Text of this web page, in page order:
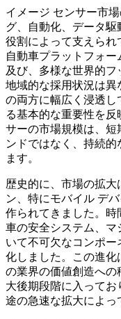
イメージ センサー市
グ、自動化、データ
役割によって支えられ
自動車プラットフォ
及び、多様な世界的フ
地域的な採用状況は異
の両方に幅広く浸透
る基本的な重要性を
サーの市場規模は、短
ンドではなく、持続
ます。
歴史的に、市場の拡大
ン、特にモバイル デ
作られてきました。
車の安全システム、
いて不可欠なコンポ
化しました。この進
の業界の価値創造へ
大後期段階に入ってお
途の急速な拡大によっ